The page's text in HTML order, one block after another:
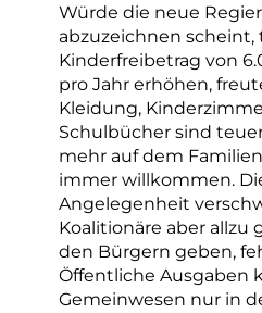
Würde die neue
abzuzeichnen scheint,
Kinderfreibetrag von
pro Jahr erhöhen,
Kleidung,
Schulbücher sind
mehr auf dem
immer willkommen.
Angelegenheit
Koalitionäre aber allzu
den Bürgern geben,
Öffentliche Ausgaben
Gemeinwesen nur in